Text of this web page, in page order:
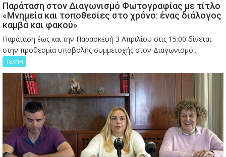
Παράταση στον Διαγωνισμό Φωτογραφίας με τίτλο
«Μνημεία και τοποθεσίες στο χρόνο: ένας διάλογος
καμβά και φακού»
Παράταση έως και την Παρασκευή 3 Απριλίου στις 15:00 δίνεται
στην προθεσμία υποβολής συμμετοχής στον Διαγωνισμό...
ΤΕΧΝΗ